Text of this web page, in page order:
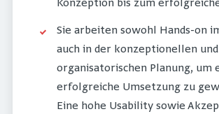
Konzeption bis zum
Sie arbeiten sowohl Hands-on
auch in der konzeptionellen und
organisatorischen Planung, um
erfolgreiche Umsetzung zu
Eine hohe Usability sowie